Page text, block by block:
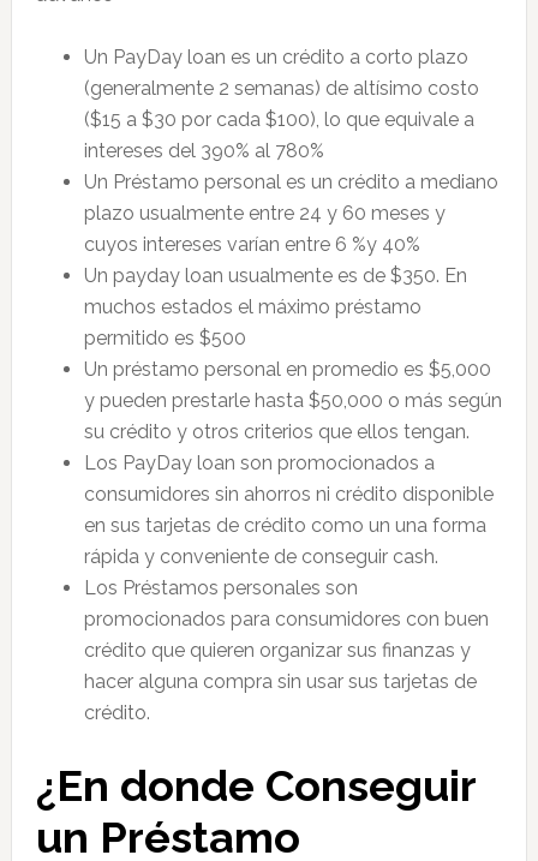
Un PayDay loan es un crédito a corto plazo
(generalmente 2 semanas) de altísimo costo
($15 a $30 por cada $100), lo que equivale a
intereses del 390% al 780%
Un Préstamo personal es un crédito a mediano
plazo usualmente entre 24 y 60 meses y
cuyos intereses varían entre 6 %y 40%
Un payday loan usualmente es de $350. En
muchos estados el máximo préstamo
permitido es $500
Un préstamo personal en promedio es $5,000
y pueden prestarle hasta $50,000 o más según
su crédito y otros criterios que ellos tengan.
Los PayDay loan son promocionados a
consumidores sin ahorros ni crédito disponible
en sus tarjetas de crédito como un una forma
rápida y conveniente de conseguir cash.
Los Préstamos personales son
promocionados para consumidores con buen
crédito que quieren organizar sus finanzas y
hacer alguna compra sin usar sus tarjetas de
crédito.
¿En donde Conseguir
un Préstamo